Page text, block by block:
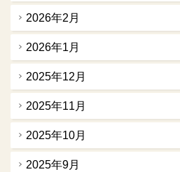
2026年2月
2026年1月
2025年12月
2025年11月
2025年10月
2025年9月